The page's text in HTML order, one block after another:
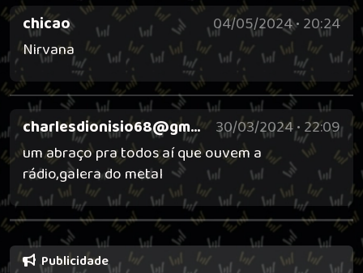
chicao
04/05/2024 • 20:24
Nirvana
charlesdionisio68@gmail.com (11) 9 8678-0602
30/03/2024 • 22:09
um abraço pra todos aí que ouvem a
rádio,galera do metal
Publicidade